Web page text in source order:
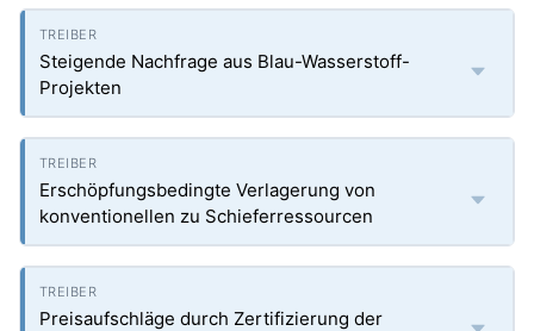
Steigende Nachfrage aus Blau-Wasserstoff-
Projekten
Erschöpfungsbedingte Verlagerung von
konventionellen zu Schieferressourcen
Preisaufschläge durch Zertifizierung der